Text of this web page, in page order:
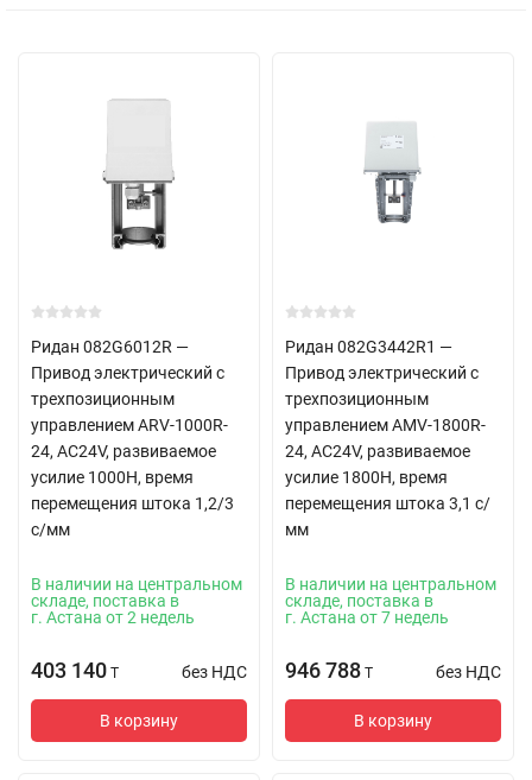
Ридан 082G6012R —
Привод электрический с
трехпозиционным
управлением ARV-1000R-
24, AC24V, развиваемое
усилие 1000Н, время
перемещения штока 1,2/3
с/мм
В наличии на центральном
складе, поставка в
г. Астана от 2 недель
403 140 T без НДС
В корзину
Ридан 082G3442R1 —
Привод электрический с
трехпозиционным
управлением AMV-1800R-
24, AC24V, развиваемое
усилие 1800Н, время
перемещения штока 3,1 с/
мм
В наличии на центральном
складе, поставка в
г. Астана от 7 недель
946 788 T без НДС
В корзину